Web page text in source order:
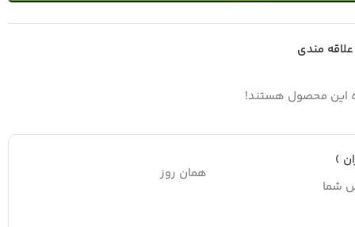
مندی
این محصول هستند!
)
شما
همان روز